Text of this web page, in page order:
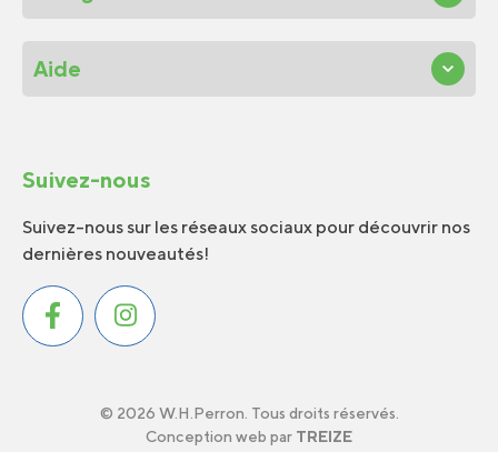
Aide
Suivez-nous
Suivez-nous sur les réseaux sociaux pour découvrir nos
dernières nouveautés!
© 2026 W.H.Perron. Tous droits réservés.
Conception web par TREIZE